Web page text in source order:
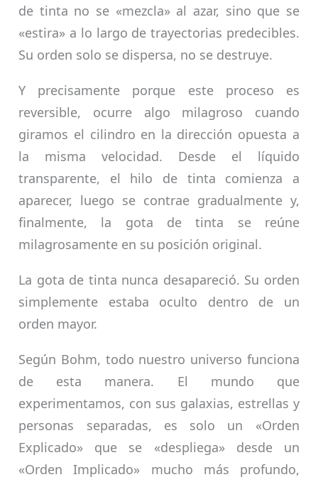
de tinta no se «mezcla» al azar, sino que se
«estira» a lo largo de trayectorias predecibles.
Su orden solo se dispersa, no se destruye.
Y precisamente porque este proceso es
reversible, ocurre algo milagroso cuando
giramos el cilindro en la dirección opuesta a
la misma velocidad. Desde el líquido
transparente, el hilo de tinta comienza a
aparecer, luego se contrae gradualmente y,
finalmente, la gota de tinta se reúne
milagrosamente en su posición original.
La gota de tinta nunca desapareció. Su orden
simplemente estaba oculto dentro de un
orden mayor.
Según Bohm, todo nuestro universo funciona
de esta manera. El mundo que
experimentamos, con sus galaxias, estrellas y
personas separadas, es solo un «Orden
Explicado» que se «despliega» desde un
«Orden Implicado» mucho más profundo,